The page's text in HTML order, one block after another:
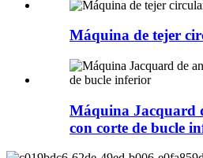
Máquina de tejer
Máquina Jacquard
con corte de bucle